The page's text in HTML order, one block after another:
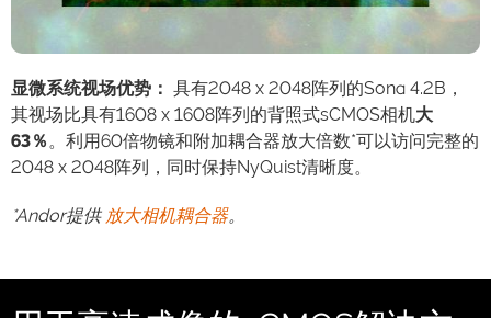
显微系统视场优势： 具有2048 x 2048阵列的Sona 4.2B，
其视场比具有1608 x 1608阵列的背照式sCMOS相机大
63％ 。利用60倍物镜和附加耦合器放大倍数*可以访问完整的
2048 x 2048阵列，同时保持NyQuist清晰度。
*Andor提供 放大相机耦合器。